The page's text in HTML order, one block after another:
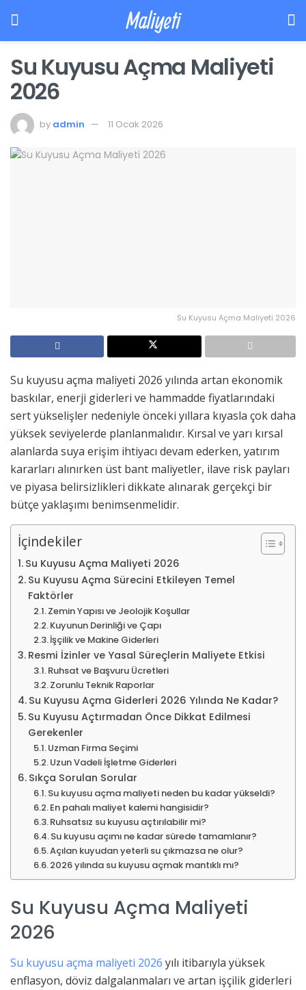
Maliyeti
Su Kuyusu Açma Maliyeti
2026
by admin 11 Ocak 2026
Su Kuyusu Açma Maliyeti 2026
Su kuyusu açma maliyeti 2026 yılında artan ekonomik
baskılar, enerji giderleri ve hammadde fiyatlarındaki
sert yükselişler nedeniyle önceki yıllara kıyasla çok daha
yüksek seviyelerde planlanmalıdır. Kırsal ve yarı kırsal
alanlarda suya erişim ihtiyacı devam ederken, yatırım
kararları alınırken üst bant maliyetler, ilave risk payları
ve piyasa belirsizlikleri dikkate alınarak gerçekçi bir
bütçe yaklaşımı benimsenmelidir.
İçindekiler
Su Kuyusu Açma Maliyeti 2026
Su Kuyusu Açma Sürecini Etkileyen Temel
Faktörler
Zemin Yapısı ve Jeolojik Koşullar
Kuyunun Derinliği ve Çapı
İşçilik ve Makine Giderleri
Resmi İzinler ve Yasal Süreçlerin Maliyete Etkisi
Ruhsat ve Başvuru Ücretleri
Zorunlu Teknik Raporlar
Su Kuyusu Açma Giderleri 2026 Yılında Ne Kadar?
Su Kuyusu Açtırmadan Önce Dikkat Edilmesi
Gerekenler
Uzman Firma Seçimi
Uzun Vadeli İşletme Giderleri
Sıkça Sorulan Sorular
Su kuyusu açma maliyeti neden bu kadar yükseldi?
En pahalı maliyet kalemi hangisidir?
Ruhsatsız su kuyusu açtırılabilir mi?
Su kuyusu açımı ne kadar sürede tamamlanır?
Açılan kuyudan yeterli su çıkmazsa ne olur?
2026 yılında su kuyusu açmak mantıklı mı?
Su Kuyusu Açma Maliyeti
2026
Su kuyusu açma maliyeti 2026 yılı itibarıyla yüksek
enflasyon, döviz dalgalanmaları ve artan işçilik giderleri